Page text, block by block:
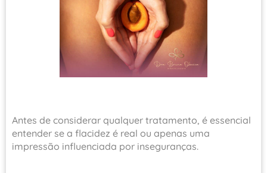
Antes de considerar qualquer tratamento, é essencial
entender se a flacidez é real ou apenas uma
impressão influenciada por inseguranças.